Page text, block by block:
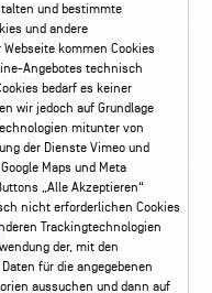
Hilfe
Callback-Service
und bestimmte
und andere
kommen Cookies
Angebotes technisch
bedarf es keiner
wir jedoch auf Grundlage
mitunter von
der Dienste Vimeo und
Maps und Meta
„Alle Akzeptieren“
nicht erforderlichen Cookies
Trackingtechnologien
der, mit den
für die angegebenen
aussuchen und dann auf